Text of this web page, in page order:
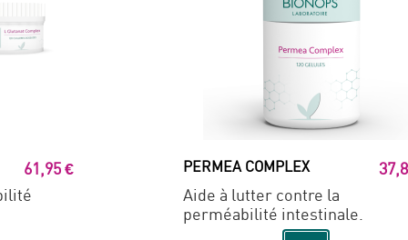
61,95 €
PERMEA COMPLEX
Aide à lutter contre la
perméabilité intestinale.